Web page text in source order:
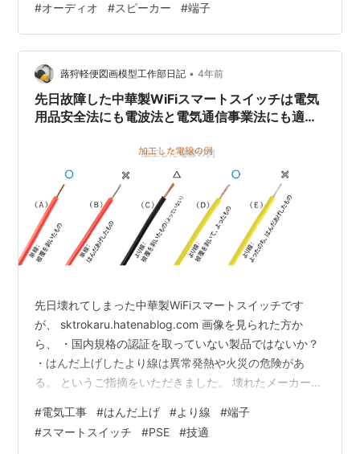
側・・・バナナプラグを差し込んだ状態を見てみると結
構奥まで入っているのですね。確かにこれではちゃんと
差し込み出来ませんね。 ■そこでYラグ端子の出番とな
りました こういうときに一つくらいは持っておくと便利
な端子です。また、別の方法としては、バナナプラグの
後ろにもう一つ差し込みがあるやつで、後ろに延ば…
#オーディオ #スピーカー #端子
蕗狩軽便図画模型工作部日記 • 4年前
先日故障した中華製WiFiスマートスイッチは電気
用品安全法にも電波法と電気通信事業法にも適合
り線のはんだ上げのせいだったこと
先日壊れてしまった中華製WiFiスマートスイッチです
が、 sktrokaru.hatenablog.com 画像を見られた方か
ら、 ・国内規格の認証を取っていない製品ではないか？
・はんだ上げしたより線は異常発熱や火災の危険があ
る。 というご指摘をいただきました。 壊れたメーカー不
が、当時一緒にAmazonで買った中華製スマートホーム機
器メーカーSONOFF製品も電源部分にPSEマークはなく
#電気工事 #はんだ上げ #より線 #端子
#スマートスイッチ #PSE #技適